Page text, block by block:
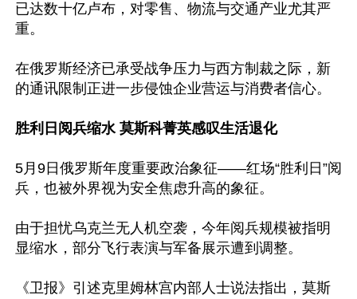
已达数十亿卢布，对零售、物流与交通产业尤其严
重。
在俄罗斯经济已承受战争压力与西方制裁之际，新
的通讯限制正进一步侵蚀企业营运与消费者信心。
胜利日阅兵缩水 莫斯科菁英感叹生活退化
5月9日俄罗斯年度重要政治象征——红场“胜利日”阅
兵，也被外界视为安全焦虑升高的象征。
由于担忧乌克兰无人机空袭，今年阅兵规模被指明
显缩水，部分飞行表演与军备展示遭到调整。
《卫报》引述克里姆林宫内部人士说法指出，莫斯